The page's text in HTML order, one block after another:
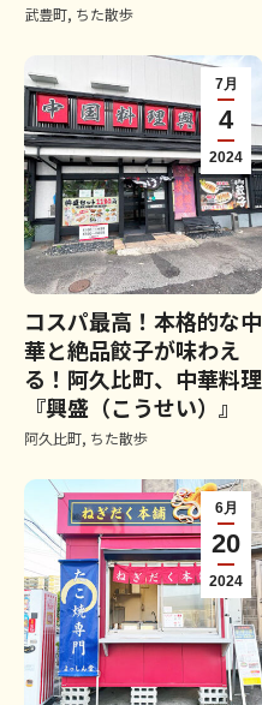
武豊町, ちた散歩
7月
4
2024
コスパ最高！本格的な中
華と絶品餃子が味わえ
る！阿久比町、中華料理
『興盛（こうせい）』
阿久比町, ちた散歩
6月
20
2024